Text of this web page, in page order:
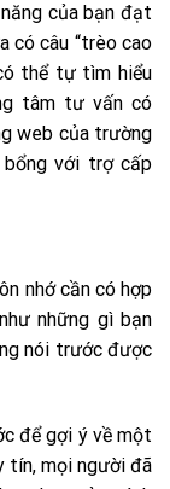
của bạn đạt
có câu “trèo cao
thể tự tìm hiểu
tâm tư vấn có
web của trường
với trợ cấp
nhớ cần có hợp
những gì bạn
nói trước được
để gợi ý về một
tín, mọi người đã